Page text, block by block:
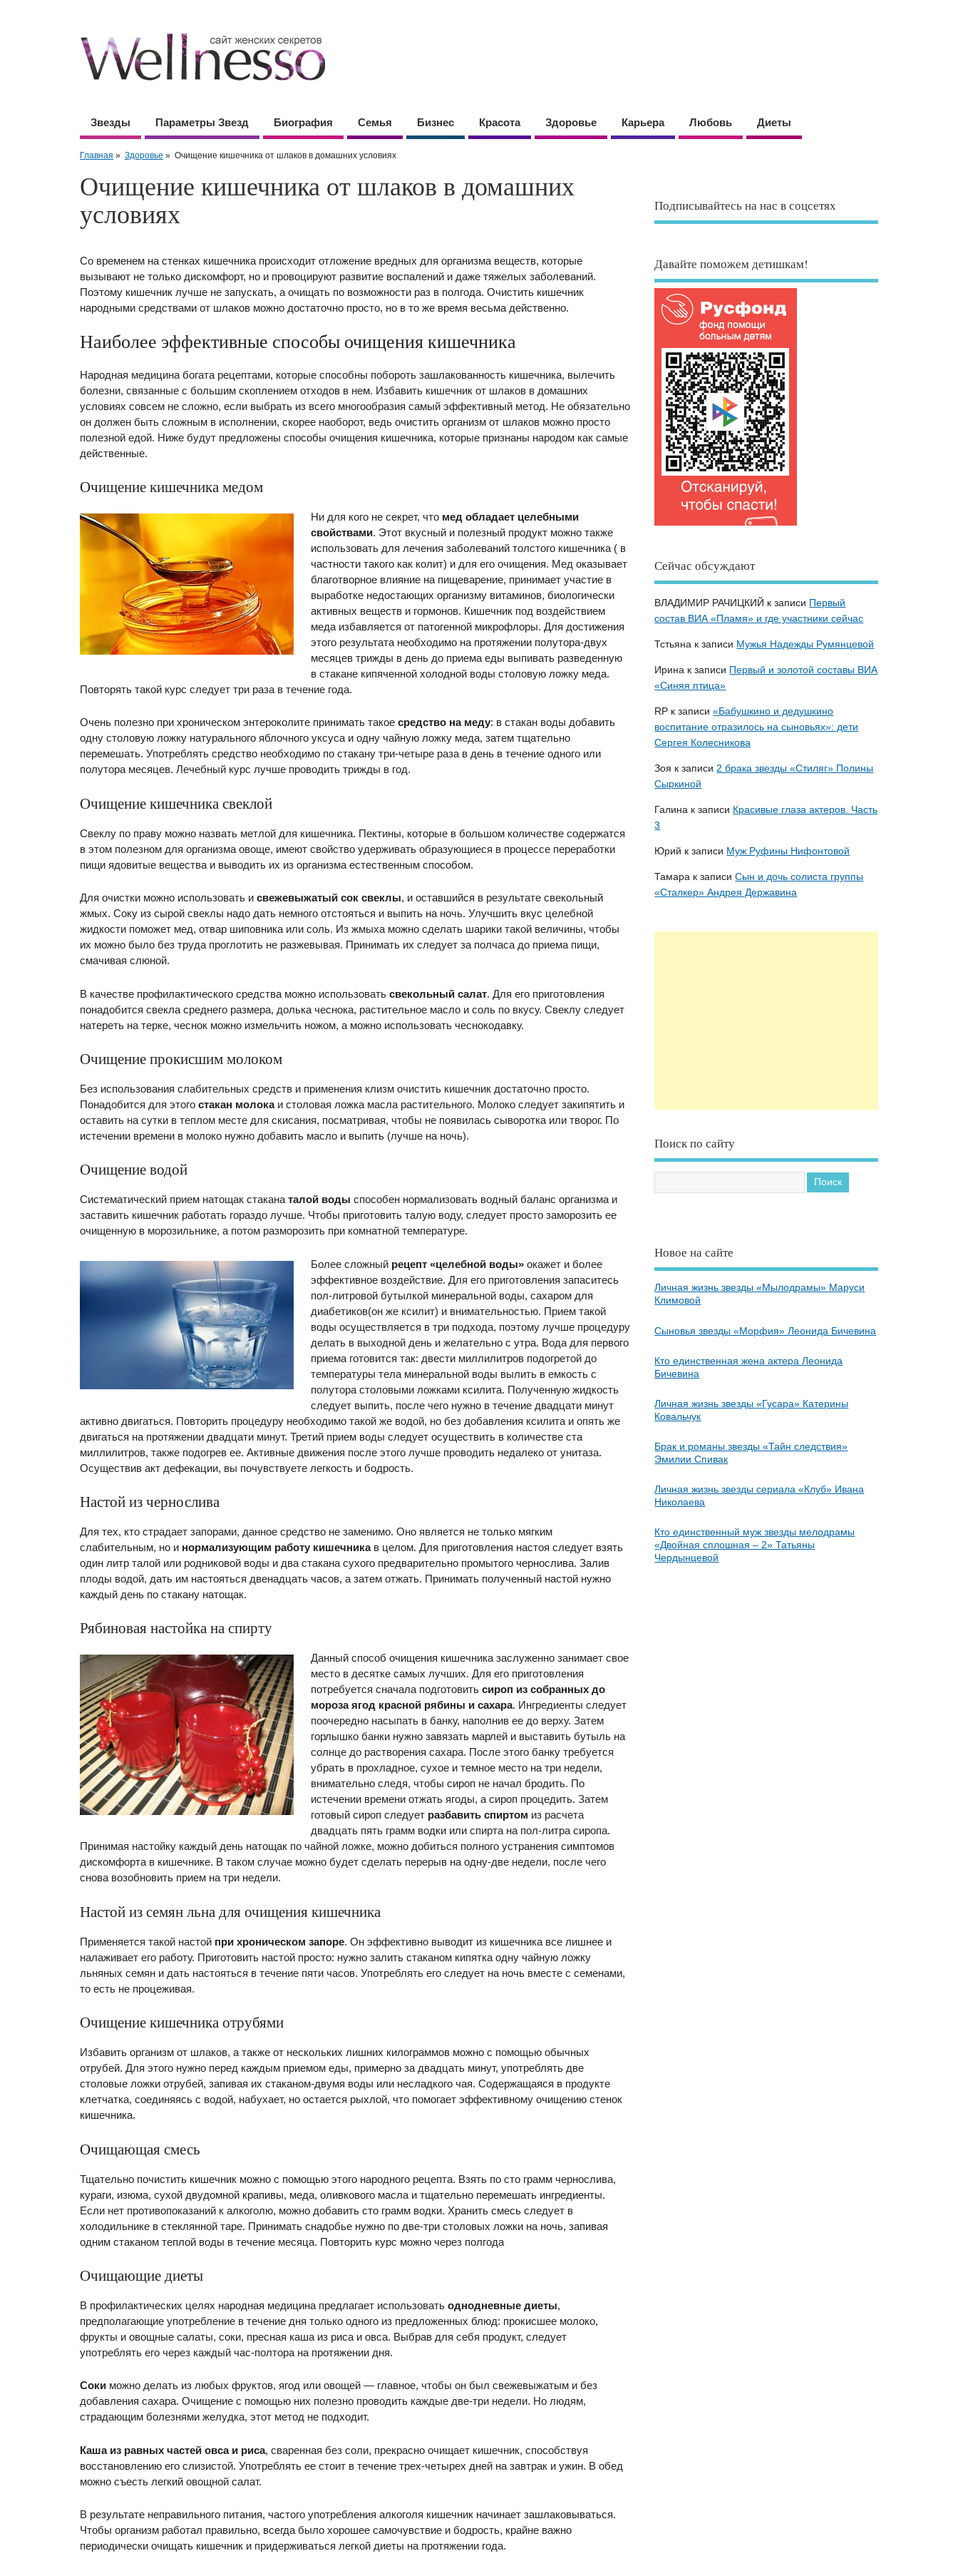
Звезды Параметры Звезд Биография Семья Бизнес Красота Здоровье Карьера Любовь Диеты
Главная » Здоровье » Очищение кишечника от шлаков в домашних условиях
Очищение кишечника от шлаков в домашних
условиях
Со временем на стенках кишечника происходит отложение вредных для организма веществ, которые
вызывают не только дискомфорт, но и провоцируют развитие воспалений и даже тяжелых заболеваний.
Поэтому кишечник лучше не запускать, а очищать по возможности раз в полгода. Очистить кишечник
народными средствами от шлаков можно достаточно просто, но в то же время весьма действенно.
Наиболее эффективные способы очищения кишечника
Народная медицина богата рецептами, которые способны побороть зашлакованность кишечника, вылечить
болезни, связанные с большим скоплением отходов в нем. Избавить кишечник от шлаков в домашних
условиях совсем не сложно, если выбрать из всего многообразия самый эффективный метод. Не обязательно
он должен быть сложным в исполнении, скорее наоборот, ведь очистить организм от шлаков можно просто
полезной едой. Ниже будут предложены способы очищения кишечника, которые признаны народом как самые
действенные.
Очищение кишечника медом
Ни для кого не секрет, что мед обладает целебными
свойствами. Этот вкусный и полезный продукт можно также
использовать для лечения заболеваний толстого кишечника ( в
частности такого как колит) и для его очищения. Мед оказывает
благотворное влияние на пищеварение, принимает участие в
выработке недостающих организму витаминов, биологически
активных веществ и гормонов. Кишечник под воздействием
меда избавляется от патогенной микрофлоры. Для достижения
этого результата необходимо на протяжении полутора-двух
месяцев трижды в день до приема еды выпивать разведенную
в стакане кипяченной холодной воды столовую ложку меда.
Повторять такой курс следует три раза в течение года.
Очень полезно при хроническом энтероколите принимать такое средство на меду: в стакан воды добавить
одну столовую ложку натурального яблочного уксуса и одну чайную ложку меда, затем тщательно
перемешать. Употреблять средство необходимо по стакану три-четыре раза в день в течение одного или
полутора месяцев. Лечебный курс лучше проводить трижды в год.
Очищение кишечника свеклой
Свеклу по праву можно назвать метлой для кишечника. Пектины, которые в большом количестве содержатся
в этом полезном для организма овоще, имеют свойство удерживать образующиеся в процессе переработки
пищи ядовитые вещества и выводить их из организма естественным способом.
Для очистки можно использовать и свежевыжатый сок свеклы, и оставшийся в результате свекольный
жмых. Соку из сырой свеклы надо дать немного отстояться и выпить на ночь. Улучшить вкус целебной
жидкости поможет мед, отвар шиповника или соль. Из жмыха можно сделать шарики такой величины, чтобы
их можно было без труда проглотить не разжевывая. Принимать их следует за полчаса до приема пищи,
смачивая слюной.
В качестве профилактического средства можно использовать свекольный салат. Для его приготовления
понадобится свекла среднего размера, долька чеснока, растительное масло и соль по вкусу. Свеклу следует
натереть на терке, чеснок можно измельчить ножом, а можно использовать чеснокодавку.
Очищение прокисшим молоком
Без использования слабительных средств и применения клизм очистить кишечник достаточно просто.
Понадобится для этого стакан молокаи столовая ложка масла растительного. Молоко следует закипятить и
оставить на сутки в теплом месте для скисания, посматривая, чтобы не появилась сыворотка или творог. По
истечении времени в молоко нужно добавить масло и выпить (лучше на ночь).
Очищение водой
Систематический прием натощак стакана талой воды способен нормализовать водный баланс организма и
заставить кишечник работать гораздо лучше. Чтобы приготовить талую воду, следует просто заморозить ее
очищенную в морозильнике, а потом разморозить при комнатной температуре.
Более сложный рецепт «целебной воды» окажет и более
эффективное воздействие. Для его приготовления запаситесь
пол-литровой бутылкой минеральной воды, сахаром для
диабетиков(он же ксилит) и внимательностью. Прием такой
воды осуществляется в три подхода, поэтому лучше процедуру
делать в выходной день и желательно с утра. Вода для первого
приема готовится так: двести миллилитров подогретой до
температуры тела минеральной воды вылить в емкость с
полутора столовыми ложками ксилита. Полученную жидкость
следует выпить, после чего нужно в течение двадцати минут
активно двигаться. Повторить процедуру необходимо такой же водой, но без добавления ксилита и опять же
двигаться на протяжении двадцати минут. Третий прием воды следует осуществить в количестве ста
миллилитров, также подогрев ее. Активные движения после этого лучше проводить недалеко от унитаза.
Осуществив акт дефекации, вы почувствуете легкость и бодрость.
Настой из чернослива
Для тех, кто страдает запорами, данное средство не заменимо. Оно является не только мягким
слабительным, но и нормализующим работу кишечникав целом. Для приготовления настоя следует взять
один литр талой или родниковой воды и два стакана сухого предварительно промытого чернослива. Залив
плоды водой, дать им настояться двенадцать часов, а затем отжать. Принимать полученный настой нужно
каждый день по стакану натощак.
Рябиновая настойка на спирту
Данный способ очищения кишечника заслуженно занимает свое
место в десятке самых лучших. Для его приготовления
потребуется сначала подготовить сироп из собранных до
мороза ягод красной рябины и сахара. Ингредиенты следует
поочередно насыпать в банку, наполнив ее до верху. Затем
горлышко банки нужно завязать марлей и выставить бутыль на
солнце до растворения сахара. После этого банку требуется
убрать в прохладное, сухое и темное место на три недели,
внимательно следя, чтобы сироп не начал бродить. По
истечении времени отжать ягоды, а сироп процедить. Затем
готовый сироп следует разбавить спиртом из расчета
двадцать пять грамм водки или спирта на пол-литра сиропа.
Принимая настойку каждый день натощак по чайной ложке, можно добиться полного устранения симптомов
дискомфорта в кишечнике. В таком случае можно будет сделать перерыв на одну-две недели, после чего
снова возобновить прием на три недели.
Настой из семян льна для очищения кишечника
Применяется такой настой при хроническом запоре. Он эффективно выводит из кишечника все лишнее и
налаживает его работу. Приготовить настой просто: нужно залить стаканом кипятка одну чайную ложку
льняных семян и дать настояться в течение пяти часов. Употреблять его следует на ночь вместе с семенами,
то есть не процеживая.
Очищение кишечника отрубями
Избавить организм от шлаков, а также от нескольких лишних килограммов можно с помощью обычных
отрубей. Для этого нужно перед каждым приемом еды, примерно за двадцать минут, употреблять две
столовые ложки отрубей, запивая их стаканом-двумя воды или несладкого чая. Содержащаяся в продукте
клетчатка, соединяясь с водой, набухает, но остается рыхлой, что помогает эффективному очищению стенок
кишечника.
Очищающая смесь
Тщательно почистить кишечник можно с помощью этого народного рецепта. Взять по сто грамм чернослива,
кураги, изюма, сухой двудомной крапивы, меда, оливкового масла и тщательно перемешать ингредиенты.
Если нет противопоказаний к алкоголю, можно добавить сто грамм водки. Хранить смесь следует в
холодильнике в стеклянной таре. Принимать снадобье нужно по две-три столовых ложки на ночь, запивая
одним стаканом теплой воды в течение месяца. Повторить курс можно через полгода
Очищающие диеты
В профилактических целях народная медицина предлагает использовать однодневные диеты,
предполагающие употребление в течение дня только одного из предложенных блюд: прокисшее молоко,
фрукты и овощные салаты, соки, пресная каша из риса и овса. Выбрав для себя продукт, следует
употреблять его через каждый час-полтора на протяжении дня.
Соки можно делать из любых фруктов, ягод или овощей — главное, чтобы он был свежевыжатым и без
добавления сахара. Очищение с помощью них полезно проводить каждые две-три недели. Но людям,
страдающим болезнями желудка, этот метод не подходит.
Каша из равных частей овса и риса, сваренная без соли, прекрасно очищает кишечник, способствуя
восстановлению его слизистой. Употреблять ее стоит в течение трех-четырех дней на завтрак и ужин. В обед
можно съесть легкий овощной салат.
В результате неправильного питания, частого употребления алкоголя кишечник начинает зашлаковываться.
Чтобы организм работал правильно, всегда было хорошее самочувствие и бодрость, крайне важно
периодически очищать кишечник и придерживаться легкой диеты на протяжении года.
Подписывайтесь на нас в соцсетях
Давайте поможем детишкам!
Сейчас обсуждают
ВЛАДИМИР РАЧИЦКИЙ к записи Первый
состав ВИА «Пламя» и где участники сейчас
Тстьяна к записи Мужья Надежды Румянцевой
Ирина к записи Первый и золотой составы ВИА
«Синяя птица»
RP к записи«Бабушкино и дедушкино
воспитание отразилось на сыновьях»: дети
Сергея Колесникова
Зоя к записи 2 брака звезды «Стиляг» Полины
Сыркиной
Галина к записи Красивые глаза актеров. Часть
3
Юрий к записи Муж Руфины Нифонтовой
Тамара к записиСын и дочь солиста группы
«Сталкер» Андрея Державина
Поиск по сайту
Новое на сайте
Личная жизнь звезды «Мылодрамы» Маруси
Климовой
Сыновья звезды «Морфия» Леонида Бичевина
Кто единственная жена актера Леонида
Бичевина
Личная жизнь звезды «Гусара» Катерины
Ковальчук
Брак и романы звезды «Тайн следствия»
Эмилии Спивак
Личная жизнь звезды сериала «Клуб» Ивана
Николаева
Кто единственный муж звезды мелодрамы
«Двойная сплошная – 2» Татьяны
Чердынцевой